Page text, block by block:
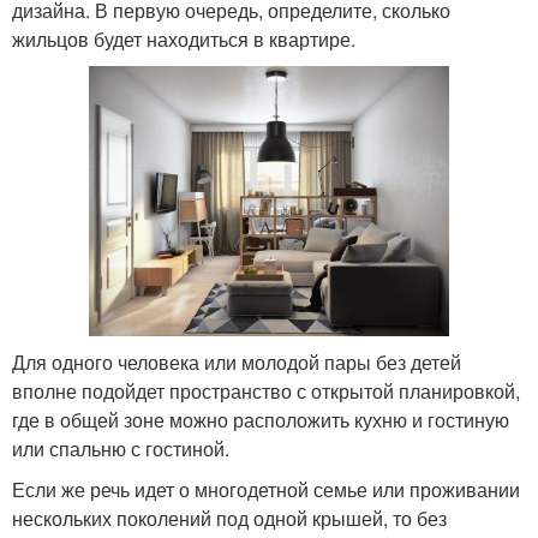
дизайна. В первую очередь, определите, сколько
жильцов будет находиться в квартире.
Для одного человека или молодой пары без детей
вполне подойдет пространство с открытой планировкой,
где в общей зоне можно расположить кухню и гостиную
или спальню с гостиной.
Если же речь идет о многодетной семье или проживании
нескольких поколений под одной крышей, то без